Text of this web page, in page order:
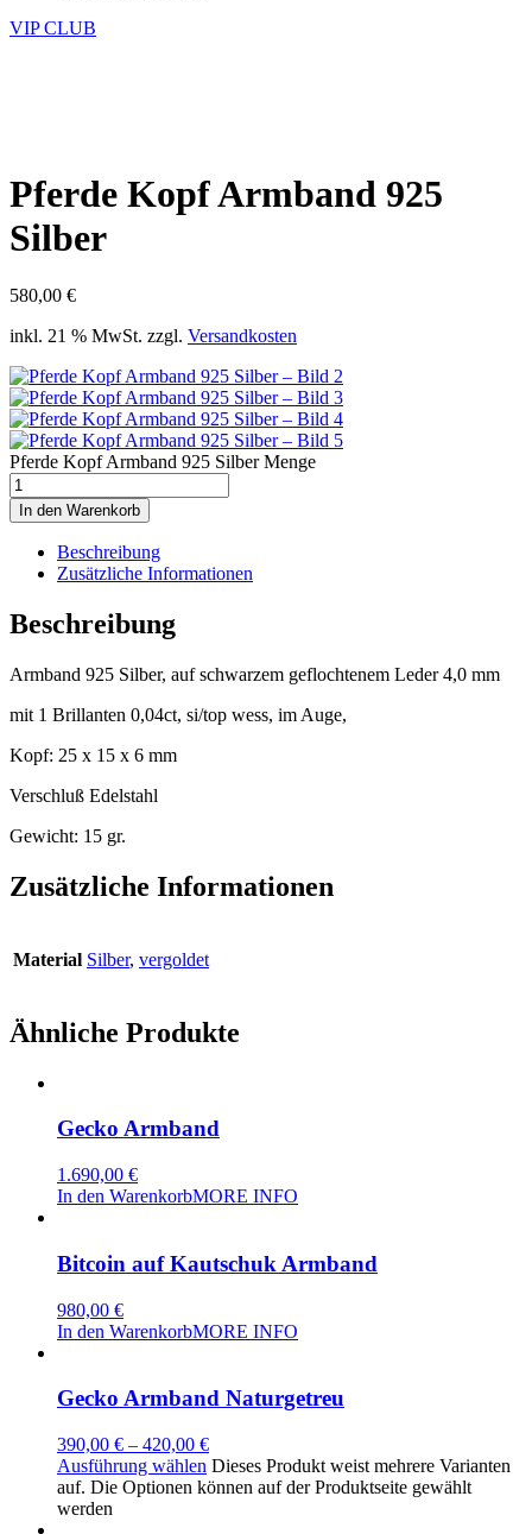
VIP CLUB
Pferde Kopf Armband 925
Silber
580,00 €
inkl. 21 % MwSt. zzgl. Versandkosten
Pferde Kopf Armband 925 Silber Menge
In den Warenkorb
Beschreibung
Zusätzliche Informationen
Beschreibung
Armband 925 Silber, auf schwarzem geflochtenem Leder 4,0 mm
mit 1 Brillanten 0,04ct, si/top wess, im Auge,
Kopf: 25 x 15 x 6 mm
Verschluß Edelstahl
Gewicht: 15 gr.
Zusätzliche Informationen
Material Silber, vergoldet
Ähnliche Produkte
Gecko Armband
1.690,00 €
In den WarenkorbMORE INFO
Bitcoin auf Kautschuk Armband
980,00 €
In den WarenkorbMORE INFO
Gecko Armband Naturgetreu
390,00 € – 420,00 €
Ausführung wählen Dieses Produkt weist mehrere Varianten
auf. Die Optionen können auf der Produktseite gewählt
werden